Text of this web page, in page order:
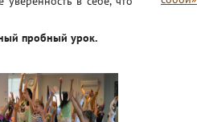
пробный урок.